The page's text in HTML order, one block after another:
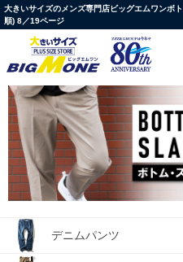
大きいサイズのメンズ専門店ビッグエムワンボ
順) 8／19ページ
デニムパンツ